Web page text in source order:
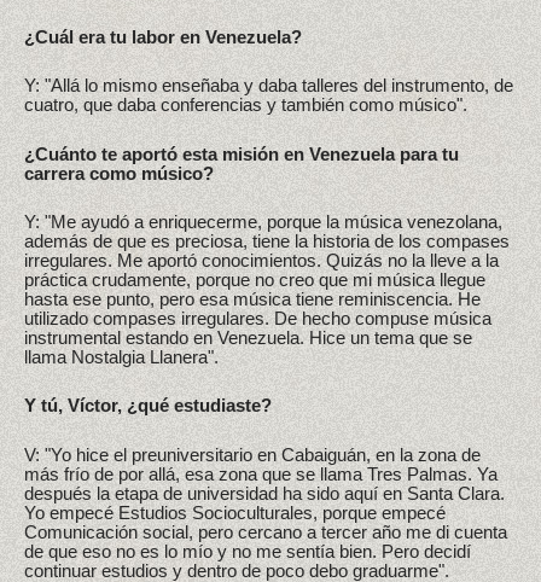
¿Cuál era tu labor en Venezuela?
Y: "Allá lo mismo enseñaba y daba talleres del instrumento, de
cuatro, que daba conferencias y también como músico".
¿Cuánto te aportó esta misión en Venezuela para tu
carrera como músico?
Y: "Me ayudó a enriquecerme, porque la música venezolana,
además de que es preciosa, tiene la historia de los compases
irregulares. Me aportó conocimientos. Quizás no la lleve a la
práctica crudamente, porque no creo que mi música llegue
hasta ese punto, pero esa música tiene reminiscencia. He
utilizado compases irregulares. De hecho compuse música
instrumental estando en Venezuela. Hice un tema que se
llama Nostalgia Llanera".
Y tú, Víctor, ¿qué estudiaste?
V: "Yo hice el preuniversitario en Cabaiguán, en la zona de
más frío de por allá, esa zona que se llama Tres Palmas. Ya
después la etapa de universidad ha sido aquí en Santa Clara.
Yo empecé Estudios Socioculturales, porque empecé
Comunicación social, pero cercano a tercer año me di cuenta
de que eso no es lo mío y no me sentía bien. Pero decidí
continuar estudios y dentro de poco debo graduarme".